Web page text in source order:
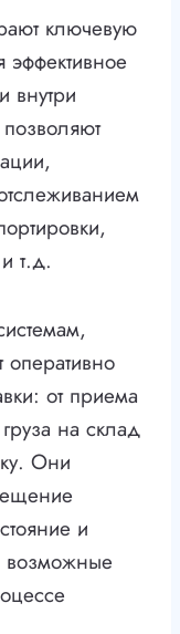
ключевую
эффективное
внутри
т.д.
оперативно
от приема
на склад
Они
и
возможные